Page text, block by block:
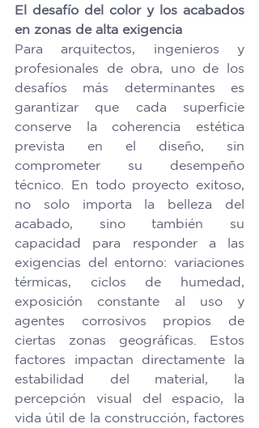
El desafío del color y los acabados
en zonas de alta exigencia
Para arquitectos, ingenieros y
profesionales de obra, uno de los
desafíos más determinantes es
garantizar que cada superficie
conserve la coherencia estética
prevista en el diseño, sin
comprometer su desempeño
técnico. En todo proyecto exitoso,
no solo importa la belleza del
acabado, sino también su
capacidad para responder a las
exigencias del entorno: variaciones
térmicas, ciclos de humedad,
exposición constante al uso y
agentes corrosivos propios de
ciertas zonas geográficas. Estos
factores impactan directamente la
estabilidad del material, la
percepción visual del espacio, la
vida útil de la construcción, factores